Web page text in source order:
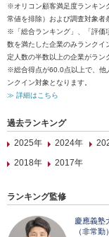
※オリコン顧客満足度ランキン
常値を排除）および調査対象者
※「総合ランキング」、「評価
数を満たした企業のみランクイ
定人数の半数以上の企業がラン
※総合得点が60.0点以上で、他
ンクイン対象となります。
≫ 詳細はこちら
過去ランキング
2025年
2024年
2018年
2017年
ランキング監修
慶應義塾
（非常勤）